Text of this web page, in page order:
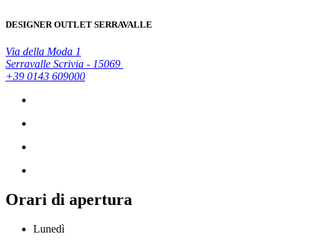
DESIGNER OUTLET SERRAVALLE
Via della Moda 1
Serravalle Scrivia - 15069
+39 0143 609000
Orari di apertura
Lunedì